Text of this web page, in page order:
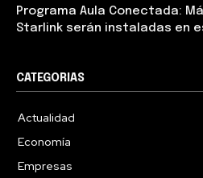
Programa Aula Conectada:
Starlink serán instaladas en
CATEGORIAS
Actualidad
Economía
Empresas